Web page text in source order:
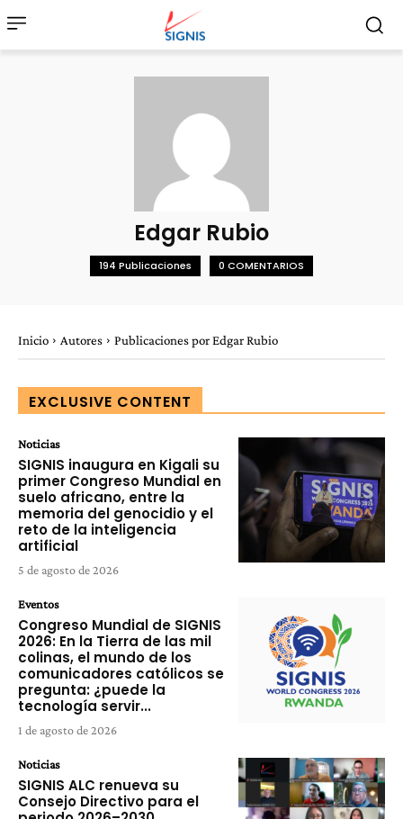
Edgar Rubio
194 Publicaciones 0 COMENTARIOS
Inicio Autores Publicaciones por Edgar Rubio
EXCLUSIVE CONTENT
Noticias
SIGNIS inaugura en Kigali su
primer Congreso Mundial en
suelo africano, entre la
memoria del genocidio y el
reto de la inteligencia
artificial
5 de agosto de 2026
Eventos
Congreso Mundial de SIGNIS
2026: En la Tierra de las mil
colinas, el mundo de los
comunicadores católicos se
pregunta: ¿puede la
tecnología servir...
1 de agosto de 2026
Noticias
SIGNIS ALC renueva su
Consejo Directivo para el